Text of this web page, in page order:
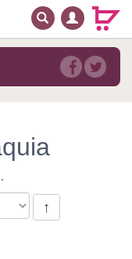
BUSCAR
↑